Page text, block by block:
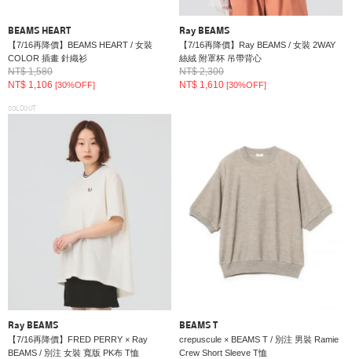
BEAMS HEART
【7/16再降價】BEAMS HEART / 女裝
COLOR 插畫 針織衫
NT$ 1,580
NT$ 1,106 [30%OFF]
Ray BEAMS
【7/16再降價】Ray BEAMS / 女裝 2WAY
絲絨 附罩杯 吊帶背心
NT$ 2,300
NT$ 1,610[30%OFF]
SOLDOUT
Ray BEAMS
【7/16再降價】FRED PERRY × Ray
BEAMS / 別注 女裝 寬版 PK布 T恤
BEAMS T
crepuscule × BEAMS T / 別注 男裝 Ramie
Crew Short Sleeve T恤